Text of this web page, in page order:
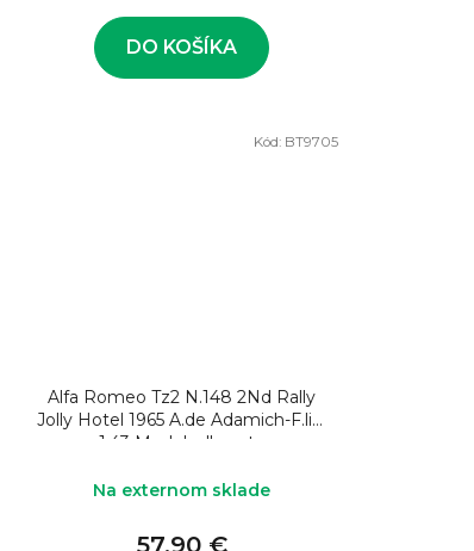
DO KOŠÍKA
Alfa Romeo Tz2 N.148 2Nd Rally
Jolly Hotel 1965 A.de Adamich-F.lini
1:43 Model rally auta
Na externom sklade
57,90 €
Kód: BT9705